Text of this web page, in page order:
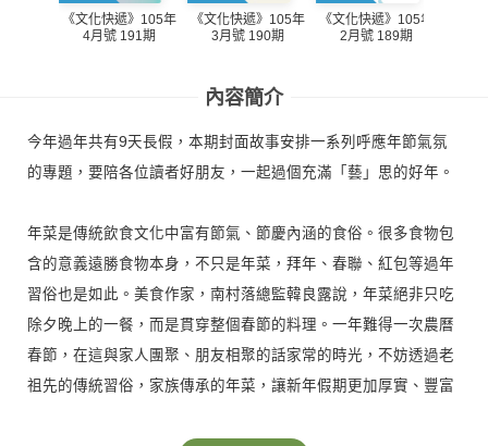
《文化快遞》105年
4月號 191期
《文化快遞》105年
3月號 190期
《文化快遞》105年
2月號 189期
內容簡介
今年過年共有9天長假，本期封面故事安排一系列呼應年節氣氛
的專題，要陪各位讀者好朋友，一起過個充滿「藝」思的好年。
年菜是傳統飲食文化中富有節氣、節慶內涵的食俗。很多食物包
含的意義遠勝食物本身，不只是年菜，拜年、春聯、紅包等過年
習俗也是如此。美食作家，南村落總監韓良露說，年菜絕非只吃
除夕晚上的一餐，而是貫穿整個春節的料理。一年難得一次農曆
春節，在這與家人團聚、朋友相聚的話家常的時光，不妨透過老
祖先的傳統習俗，家族傳承的年菜，讓新年假期更加厚實、豐富